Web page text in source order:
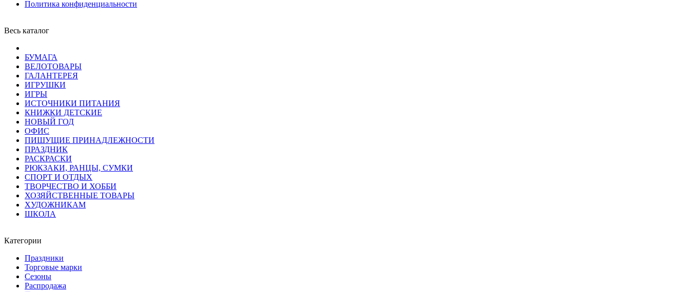
Политика конфиденциальности
Весь каталог
БУМАГА
ВЕЛОТОВАРЫ
ГАЛАНТЕРЕЯ
ИГРУШКИ
ИГРЫ
ИСТОЧНИКИ ПИТАНИЯ
КНИЖКИ ДЕТСКИЕ
НОВЫЙ ГОД
ОФИС
ПИШУЩИЕ ПРИНАДЛЕЖНОСТИ
ПРАЗДНИК
РАСКРАСКИ
РЮКЗАКИ, РАНЦЫ, СУМКИ
СПОРТ И ОТДЫХ
ТВОРЧЕСТВО И ХОББИ
ХОЗЯЙСТВЕННЫЕ ТОВАРЫ
ХУДОЖНИКАМ
ШКОЛА
Категории
Праздники
Торговые марки
Сезоны
Распродажа